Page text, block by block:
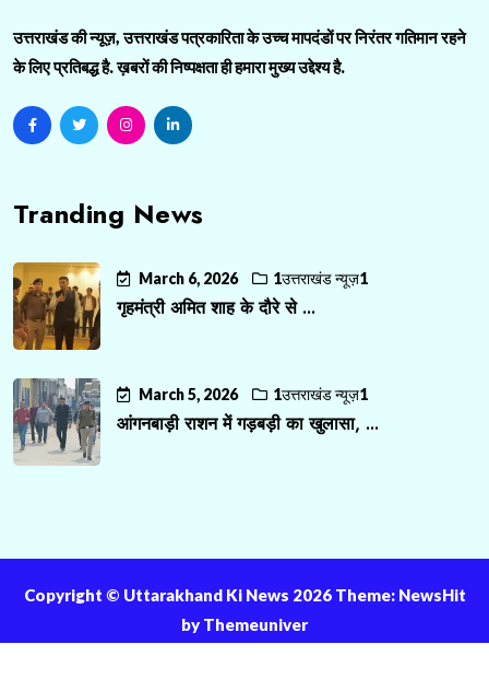
उत्तराखंड की न्यूज़, उत्तराखंड पत्रकारिता के उच्च मापदंडों पर निरंतर गतिमान रहने
के लिए प्रतिबद्ध है. ख़बरों की निष्पक्षता ही हमारा मुख्य उद्देश्य है.
Tranding News
March 6, 2026 1उत्तराखंड न्यूज़1
गृहमंत्री अमित शाह के दौरे से ...
March 5, 2026 1उत्तराखंड न्यूज़1
आंगनबाड़ी राशन में गड़बड़ी का खुलासा, ...
Copyright ©️ Uttarakhand Ki News 2026 Theme: NewsHit
by Themeuniver